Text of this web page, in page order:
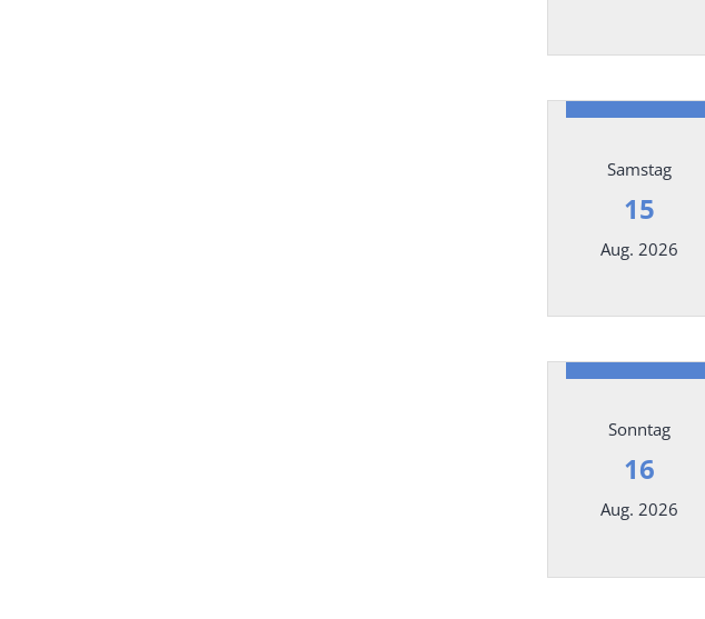
Samstag
15
Aug. 2026
Sonntag
16
Aug. 2026